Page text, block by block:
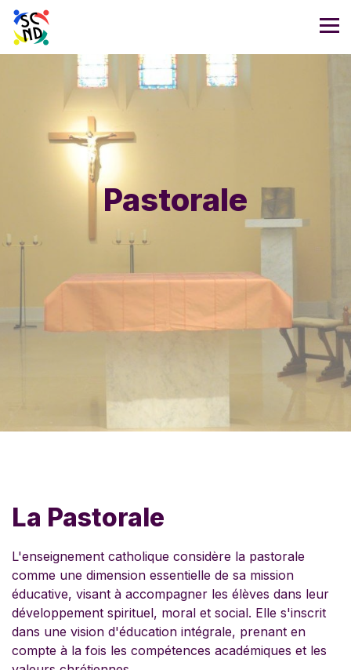
Pastorale
La Pastorale
L'enseignement catholique considère la pastorale
comme une dimension essentielle de sa mission
éducative, visant à accompagner les élèves dans leur
développement spirituel, moral et social. Elle s'inscrit
dans une vision d'éducation intégrale, prenant en
compte à la fois les compétences académiques et les